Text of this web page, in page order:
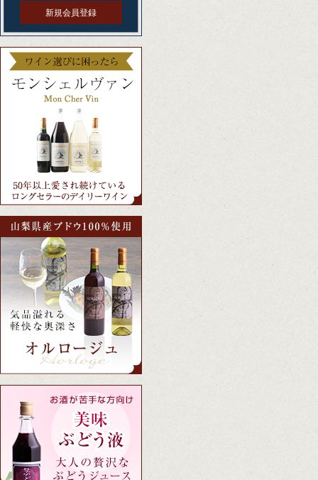
新規会員登録